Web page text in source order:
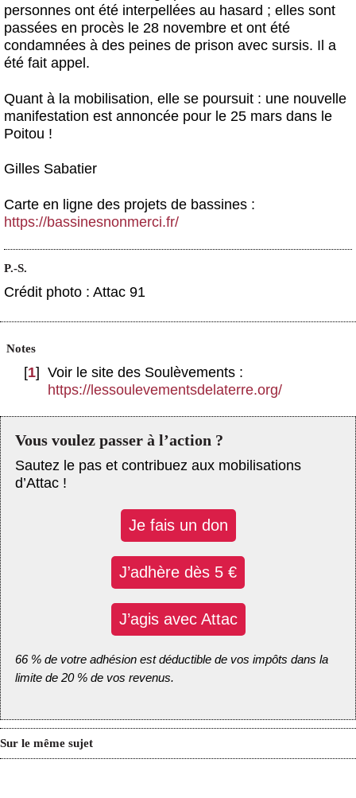
personnes ont été interpellées au hasard ; elles sont
passées en procès le 28 novembre et ont été
condamnées à des peines de prison avec sursis. Il a
été fait appel.
Quant à la mobilisation, elle se poursuit : une nouvelle
manifestation est annoncée pour le 25 mars dans le
Poitou !
Gilles Sabatier
Carte en ligne des projets de bassines :
https://bassinesnonmerci.fr/
P.-S.
Crédit photo : Attac 91
Notes
[1] Voir le site des Soulèvements :
https://lessoulevementsdelaterre.org/
Vous voulez passer à l’action ?
Sautez le pas et contribuez aux mobilisations
d’Attac !
Je fais un don
J’adhère dès 5 €
J’agis avec Attac
66 % de votre adhésion est déductible de vos impôts dans la
limite de 20 % de vos revenus.
Sur le même sujet